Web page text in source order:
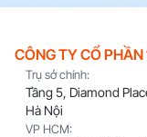
CÔNG TY CỔ PHẦN
Trụ sở chính:
Tầng 5, Diamond
Hà Nội
VP HCM: